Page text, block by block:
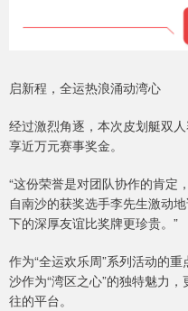
启新程，全运热浪涌动湾心
经过激烈角逐，本次皮划艇双
享近万元赛事奖金。
“这份荣誉是对团队协作的肯定
自南沙的获奖选手李先生激动
下的深厚友谊比奖牌更珍贵。”
作为“全运欢乐周”系列活动的
沙作为“湾区之心”的独特魅力
往的平台。